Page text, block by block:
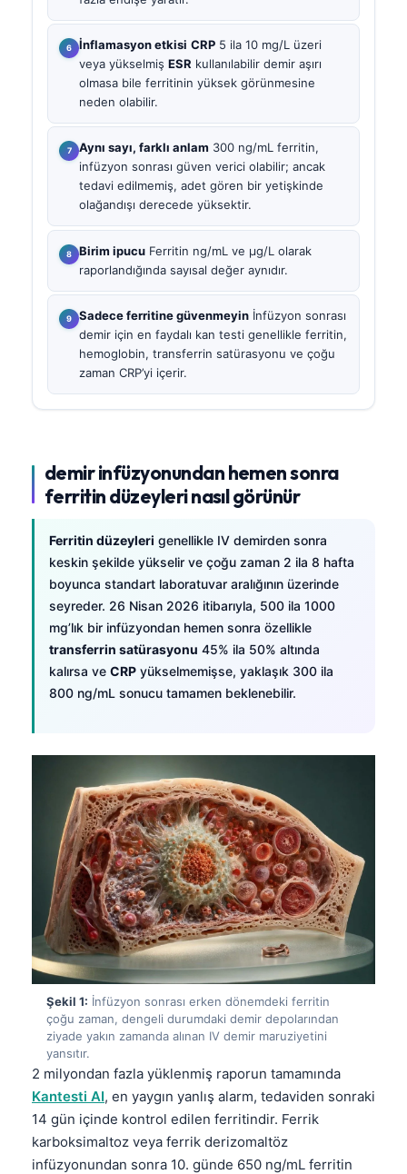
İnflamasyon etkisi CRP 5 ila 10 mg/L üzeri
veya yükselmiş ESR kullanılabilir demir aşırı
olmasa bile ferritinin yüksek görünmesine
neden olabilir.
Aynı sayı, farklı anlam 300 ng/mL ferritin,
infüzyon sonrası güven verici olabilir; ancak
tedavi edilmemiş, adet gören bir yetişkinde
olağandışı derecede yüksektir.
Birim ipucu Ferritin ng/mL ve µg/L olarak
raporlandığında sayısal değer aynıdır.
Sadece ferritine güvenmeyin İnfüzyon sonrası
demir için en faydalı kan testi genellikle ferritin,
hemoglobin, transferrin satürasyonu ve çoğu
zaman CRP’yi içerir.
demir infüzyonundan hemen sonra
ferritin düzeyleri nasıl görünür
Ferritin düzeyleri genellikle IV demirden sonra
keskin şekilde yükselir ve çoğu zaman 2 ila 8 hafta
boyunca standart laboratuvar aralığının üzerinde
seyreder. 26 Nisan 2026 itibarıyla, 500 ila 1000
mg’lık bir infüzyondan hemen sonra özellikle
transferrin satürasyonu 45% ila 50% altında
kalırsa ve CRP yükselmemişse, yaklaşık 300 ila
800 ng/mL sonucu tamamen beklenebilir.
Şekil 1: İnfüzyon sonrası erken dönemdeki ferritin
çoğu zaman, dengeli durumdaki demir depolarından
ziyade yakın zamanda alınan IV demir maruziyetini
yansıtır.
2 milyondan fazla yüklenmiş raporun tamamında
Kantesti AI, en yaygın yanlış alarm, tedaviden sonraki
14 gün içinde kontrol edilen ferritindir. Ferrik
karboksimaltoz veya ferrik derizomaltöz
infüzyonundan sonra 10. günde 650 ng/mL ferritin